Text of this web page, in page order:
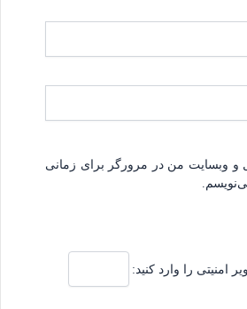
و وبسایت من در مرورگر برای زمانی
امنیتی را وارد کنید: